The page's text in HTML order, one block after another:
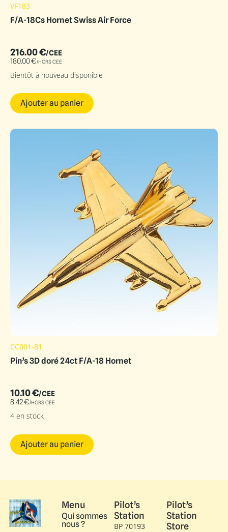
VF183
F/A-18Cs Hornet Swiss Air Force
216.00€/CEE
180.00€/HORS CEE
Bientôt à nouveau disponible
Ajouter au panier
CC001-81
Pin’s 3D doré 24ct F/A-18 Hornet
10.10€/CEE
8.42€/HORS CEE
4 en stock
Ajouter au panier
Menu
Qui sommes
nous ?
Pilot’s
Station
BP 70193
Pilot’s
Station
Store